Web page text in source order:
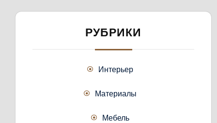
РУБРИКИ
Интерьер
Материалы
Мебель